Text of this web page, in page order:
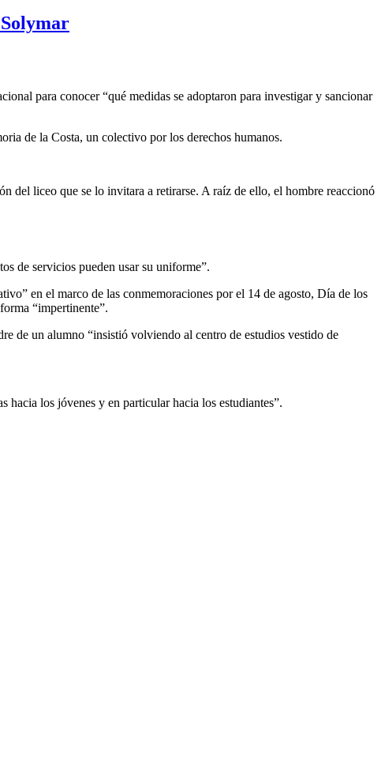
para conocer “qué medidas se adoptaron para investigar y sancionar
de la Costa, un colectivo por los derechos humanos.
del liceo que se lo invitara a retirarse. A raíz de ello, el hombre reaccionó
de servicios pueden usar su uniforme”.
en el marco de las conmemoraciones por el 14 de agosto, Día de los
“impertinente”.
de un alumno “insistió volviendo al centro de estudios vestido de
hacia los jóvenes y en particular hacia los estudiantes”.